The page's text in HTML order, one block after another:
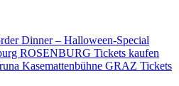
Dinner – Halloween-Special
ROSENBURG Tickets kaufen
Kasemattenbühne GRAZ Tickets